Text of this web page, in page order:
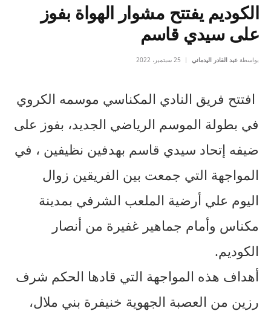
الكوديم يفتتح مشوار الهواة بفوز
على سيدي قاسم
بواسطة عبد القادر اليدماني 25 سبتمبر، 2022
افتتح فريق النادي المكناسي موسمه الكروي
في بطولة الموسم الرياضي الجديد، بفوز على
ضيفه إتحاد سيدي قاسم بهدفين نظيفين ، في
المواجهة التي جمعت بين الفريقين زوال
اليوم علي أرضية الملعب الشرفي بمدينة
مكناس وأمام جماهير غفيرة من أنصار
الكوديم.
أهداف هذه المواجهة التي قادها الحكم شرف
رزين من العصبة الجهوية خنيفرة بني ملال،